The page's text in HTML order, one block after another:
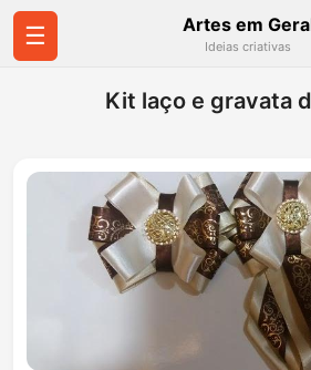
☰ Artes em
Ideias criativas
Kit laço e gravata